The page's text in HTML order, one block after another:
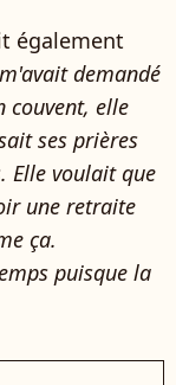
également
demandé
couvent, elle
ses prières
. Elle voulait que
une retraite
ça.
puisque la